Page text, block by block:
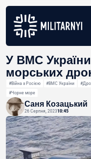
У ВМС
морських
#Війна з Росією #ВМС України
#Чорне море
Саня Козацький
26 Серпня, 202310:45